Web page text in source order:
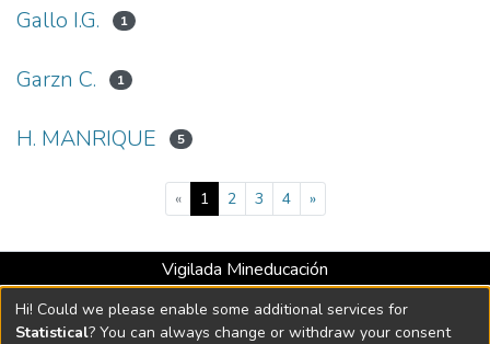
Gallo I.G. 1
Garzn C. 1
H. MANRIQUE 5
« 1(current)
2 3 4 »
Vigilada Mineducación
Universidad con Acreditación Institucional hasta 2026 -
Resolución MEN 2158 de 2018
Hi! Could we please enable some additional services for
Statistical? You can always change or withdraw your consent